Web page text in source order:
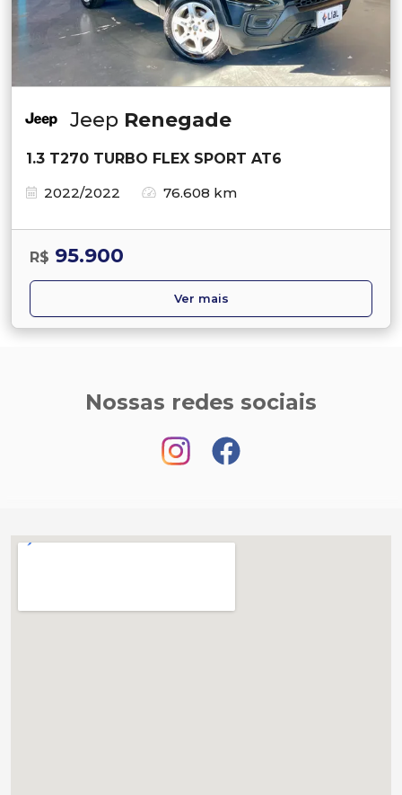
Jeep Renegade
1.3 T270 TURBO FLEX SPORT AT6
2022/2022
76.608 km
R$ 95.900
Ver mais
Nossas redes sociais